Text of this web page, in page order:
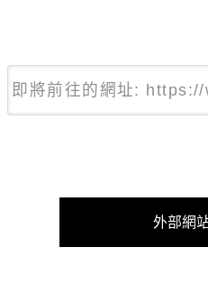
外部網